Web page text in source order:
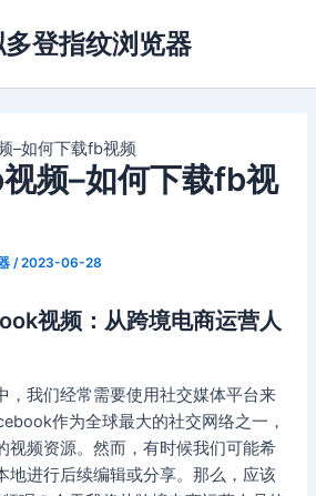
登指纹浏览器
–如何下载fb视频
频–如何下载fb视
/2023-06-28
视频：从跨境电商运营人
，我们经常需要使用社交媒体平台来
作为全球最大的社交网络之一，
视频资源。然而，有时候我们可能希
地进行后续编辑或分享。那么，应该